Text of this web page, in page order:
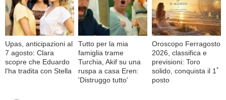
Upas, anticipazioni al
7 agosto: Clara
scopre che Eduardo
l'ha tradita con Stella
Tutto per la mia
famiglia trame
Turchia, Akif su una
ruspa a casa Eren:
'Distruggo tutto'
Oroscopo Ferragosto
2026, classifica e
previsioni: Toro
solido, conquista il 1ﾟ
posto